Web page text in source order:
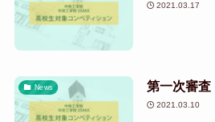
2021.03.17
News 第一次審査
2021.03.10